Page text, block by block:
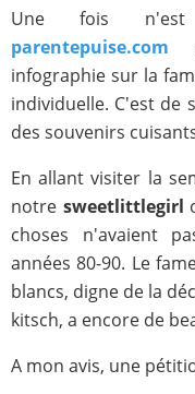
Une fois
parentepuise.com
infographie sur la
individuelle. C'est de
des souvenirs
En allant visiter la
notre sweetlittlegirl
choses n'avaient
années 80-90. Le
blancs, digne de la
kitsch, a encore de
A mon avis, une